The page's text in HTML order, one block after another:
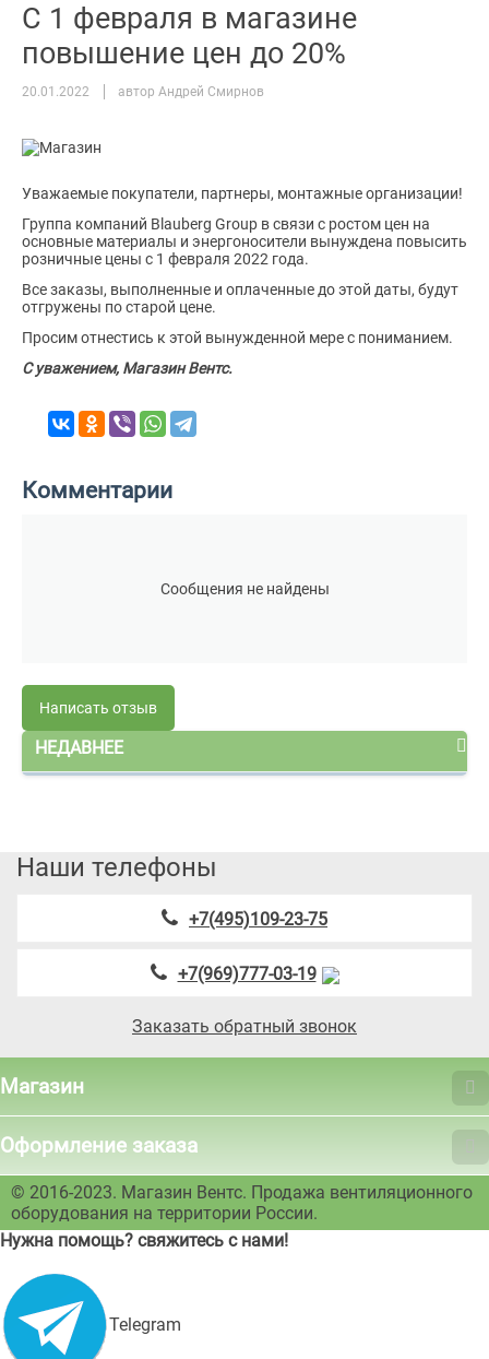
С 1 февраля в магазине
повышение цен до 20%
20.01.2022 автор Андрей Смирнов
Уважаемые покупатели, партнеры, монтажные организации!
Группа компаний Blauberg Group в связи с ростом цен на
основные материалы и энергоносители вынуждена повысить
розничные цены с 1 февраля 2022 года.
Все заказы, выполненные и оплаченные до этой даты, будут
отгружены по старой цене.
Просим отнестись к этой вынужденной мере с пониманием.
С уважением, Магазин Вентс.
Комментарии
Сообщения не найдены
Написать отзыв
НЕДАВНЕЕ
Наши телефоны
+7(495)109-23-75
+7(969)777-03-19
Заказать обратный звонок
Магазин
Оформление заказа
© 2016-2023. Магазин Вентс. Продажа вентиляционного
оборудования на территории России.
Нужна помощь? свяжитесь с нами!
Telegram